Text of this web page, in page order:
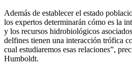
Además de establecer el estado
los expertos determinarán cómo es la
y los recursos hidrobiológicos
delfines tienen una interacción trófica
cual estudiaremos esas relaciones”,
Humboldt.